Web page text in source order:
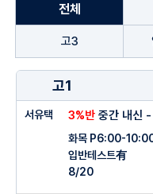
전체
고3
고1
서유택 3%반 중간 내신
화목 P6:00-
입반테스트有
8/20